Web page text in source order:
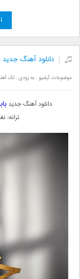
دانلود آهنگ
موضوعات:آرشیو ,به زودی ,تک
دانلود آهنگ جدید
ترانه: